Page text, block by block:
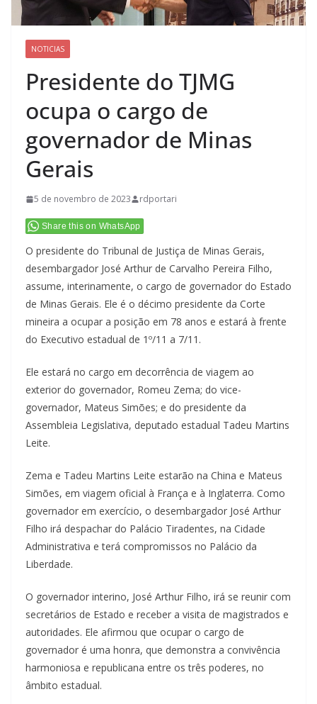
NOTICIAS
Presidente do TJMG
ocupa o cargo de
governador de Minas
Gerais
5 de novembro de 2023 rdportari
Share this on WhatsApp
O presidente do Tribunal de Justiça de Minas Gerais,
desembargador José Arthur de Carvalho Pereira Filho,
assume, interinamente, o cargo de governador do Estado
de Minas Gerais. Ele é o décimo presidente da Corte
mineira a ocupar a posição em 78 anos e estará à frente
do Executivo estadual de 1º/11 a 7/11.
Ele estará no cargo em decorrência de viagem ao
exterior do governador, Romeu Zema; do vice-
governador, Mateus Simões; e do presidente da
Assembleia Legislativa, deputado estadual Tadeu Martins
Leite.
Zema e Tadeu Martins Leite estarão na China e Mateus
Simões, em viagem oficial à França e à Inglaterra. Como
governador em exercício, o desembargador José Arthur
Filho irá despachar do Palácio Tiradentes, na Cidade
Administrativa e terá compromissos no Palácio da
Liberdade.
O governador interino, José Arthur Filho, irá se reunir com
secretários de Estado e receber a visita de magistrados e
autoridades. Ele afirmou que ocupar o cargo de
governador é uma honra, que demonstra a convivência
harmoniosa e republicana entre os três poderes, no
âmbito estadual.